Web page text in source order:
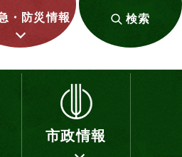
・防災情報 検索
市政情報